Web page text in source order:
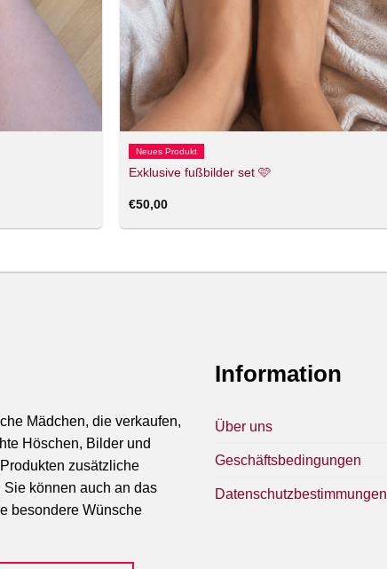
Neues Produkt
Exklusive fußbilder set 🩷
€50,00
Mädchen, die verkaufen,
Höschen, Bilder und
zusätzliche
können auch an das
besondere Wünsche
Information
Über uns
Geschäftsbedingungen
Datenschutzbestimmungen